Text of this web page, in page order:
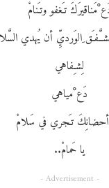
ْمَناقيرَكَ تـَغفو وتـَنامْ
ِالوَرديِّ أن يُهدي
لِشـِفاهي
دَع ْمياهي
تـَجري في سَلامْ
يا حَمامْ..
- Advertisement -